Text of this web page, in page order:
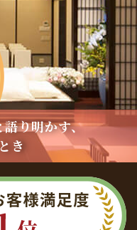
り明かす、
き